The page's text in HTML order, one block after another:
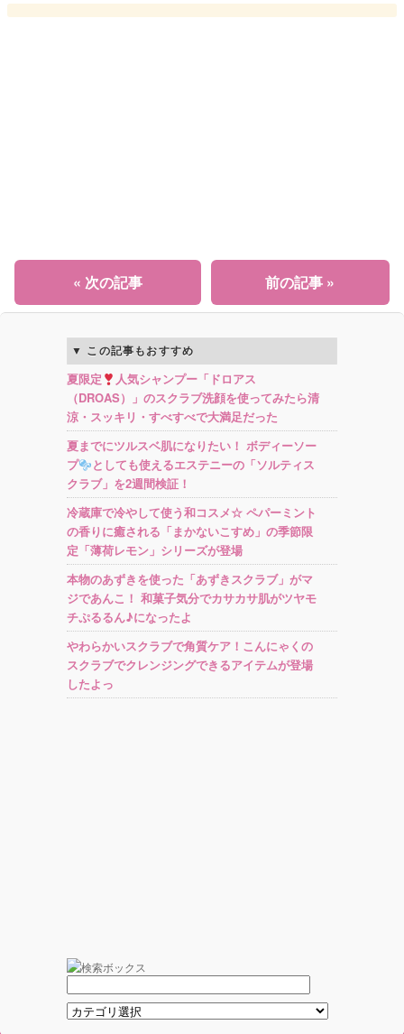
前の記事 »
« 次の記事
この記事もおすすめ
夏限定
人気シャンプー「ドロアス
（DROAS）」のスクラブ洗顔を使ってみたら清
涼・スッキリ・すべすべで大満足だった
夏までにツルスベ肌になりたい！ ボディーソー
プ
としても使えるエステニーの「ソルティス
クラブ」を2週間検証！
冷蔵庫で冷やして使う和コスメ☆ ペパーミント
の香りに癒される「まかないこすめ」の季節限
定「薄荷レモン」シリーズが登場
本物のあずきを使った「あずきスクラブ」がマ
ジであんこ！ 和菓子気分でカサカサ肌がツヤモ
チぷるるん♪になったよ
やわらかいスクラブで角質ケア！こんにゃくの
スクラブでクレンジングできるアイテムが登場
したよっ